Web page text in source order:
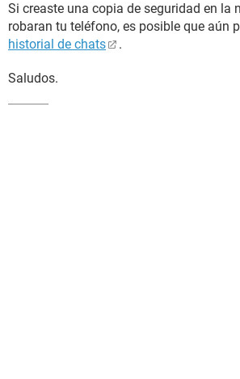
Si creaste una copia de seguridad en la
robaran tu teléfono, es posible que aún
historial de chats
.
Saludos.